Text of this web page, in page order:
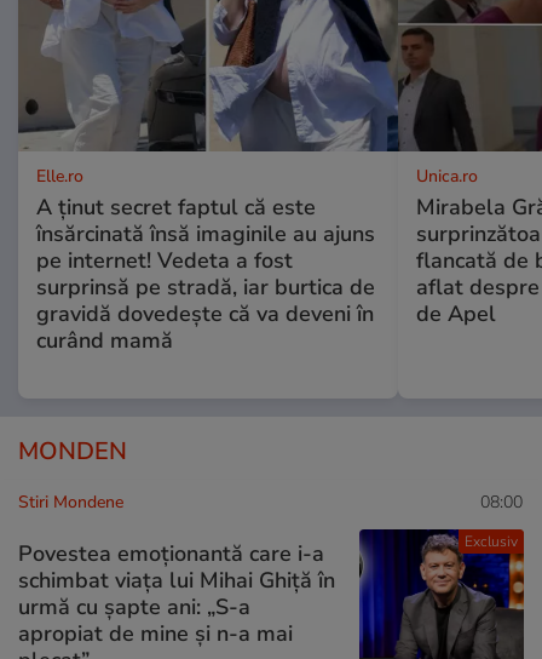
Elle.ro
A ținut secret faptul că este
însărcinată însă imaginile au ajuns
pe internet! Vedeta a fost
surprinsă pe stradă, iar burtica de
gravidă dovedește că va deveni în
curând mamă
Unica.ro
Mirabela
flancată de
aflat
de Apel
MONDEN
Exclusiv
Stiri Mondene 08:00
Povestea emoționantă care i-a
schimbat viața lui Mihai Ghiță în
urmă cu șapte ani: „S-a
apropiat de mine și n-a mai